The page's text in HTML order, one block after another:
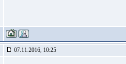
07.11.2016, 10:25